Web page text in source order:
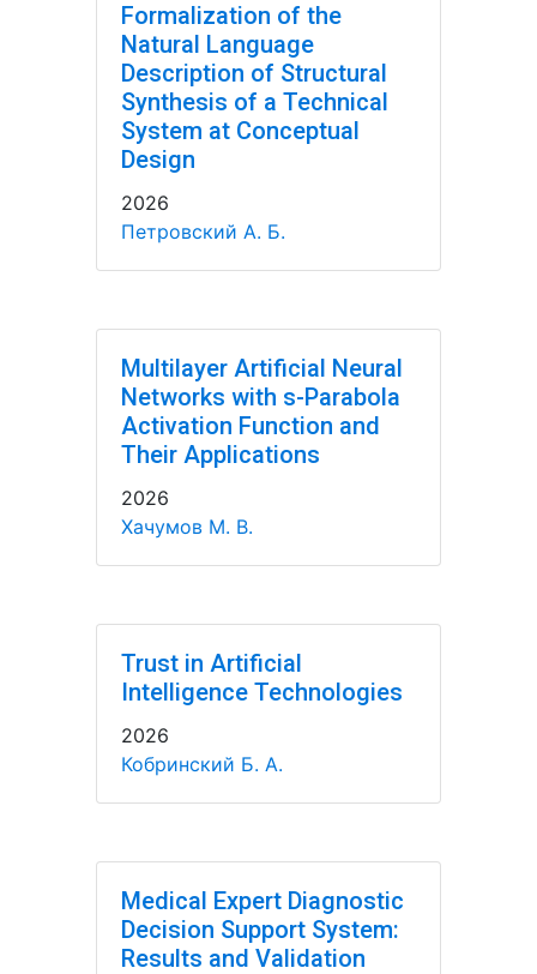
Formalization of the
Natural Language
Description of Structural
Synthesis of a Technical
System at Conceptual
Design
2026
Петровский А. Б.
Multilayer Artificial Neural
Networks with s-Parabola
Activation Function and
Their Applications
2026
Хачумов М. В.
Trust in Artificial
Intelligence Technologies
2026
Кобринский Б. А.
Medical Expert Diagnostic
Decision Support System:
Results and Validation